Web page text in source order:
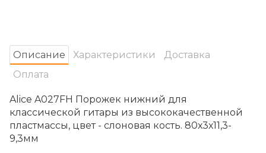
Oписание Характеристики
Доставка
Оплата
Alice A027FH Порожек нижний для
классической гитары из высококачественной
пластмассы, цвет - слоновая кость. 80х3х11,3-
9,3мм